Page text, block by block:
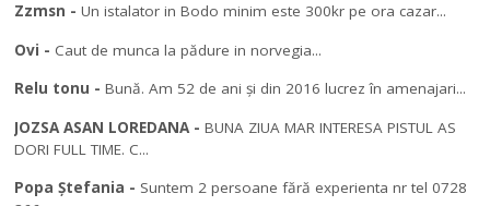
Zzmsn -Un istalator in Bodo minim este 300kr pe ora cazar...
Ovi - Caut de munca la pădure in norvegia...
Relu tonu -Bună. Am 52 de ani și din 2016 lucrez în amenajari...
JOZSA ASAN LOREDANA-BUNA ZIUA MAR INTERESA PISTUL AS
DORI FULL TIME. C...
Popa Ștefania - Suntem 2 persoane fără experienta nr tel 0728